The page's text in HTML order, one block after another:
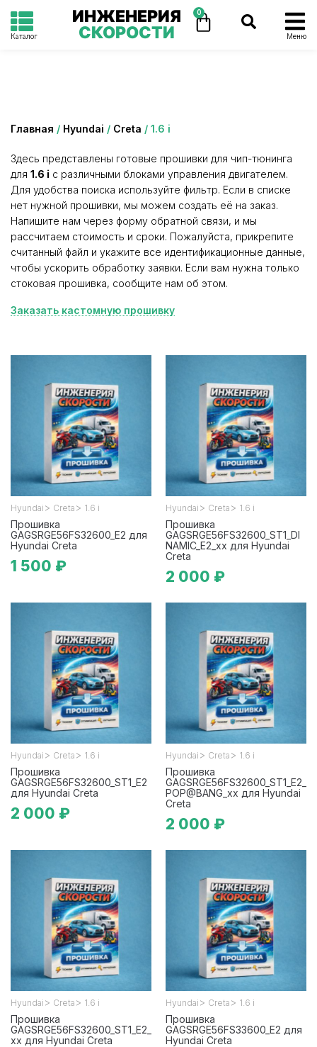
Каталог
ИНЖЕНЕРИЯ
СКОРОСТИ
0
Меню
Главная / Hyundai / Creta / 1.6 i
Здесь представлены готовые прошивки для чип-тюнинга
для 1.6 i с различными блоками управления двигателем.
Для удобства поиска используйте фильтр. Если в списке
нет нужной прошивки, мы можем создать её на заказ.
Напишите нам через форму обратной связи, и мы
рассчитаем стоимость и сроки. Пожалуйста, прикрепите
считанный файл и укажите все идентификационные данные,
чтобы ускорить обработку заявки. Если вам нужна только
стоковая прошивка, сообщите нам об этом.
Заказать кастомную прошивку
Hyundai > Creta > 1.6 i
Прошивка
GAGSRGE56FS32600_E2 для
Hyundai Creta
1 500 ₽
Hyundai > Creta > 1.6 i
Прошивка
GAGSRGE56FS32600_ST1_DI
NAMIC_E2_xx для Hyundai
Creta
2 000 ₽
Hyundai > Creta > 1.6 i
Прошивка
GAGSRGE56FS32600_ST1_E2
для Hyundai Creta
2 000 ₽
Hyundai > Creta > 1.6 i
Прошивка
GAGSRGE56FS32600_ST1_E2_
POP@BANG_xx для Hyundai
Creta
2 000 ₽
Hyundai > Creta > 1.6 i
Прошивка
GAGSRGE56FS32600_ST1_E2_
xx для Hyundai Creta
Hyundai > Creta > 1.6 i
Прошивка
GAGSRGE56FS33600_E2 для
Hyundai Creta